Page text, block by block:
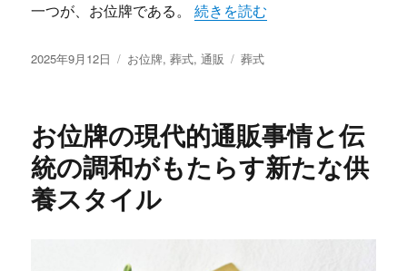
一つが、お位牌である。“お位牌を通じて紡がれる供養
続きを読む
投
2025年9月12日
カ
ー
お位牌,葬式,通販
タ
葬式
お位牌の現代的通販事情と伝
統の調和がもたらす新たな供
養スタイル